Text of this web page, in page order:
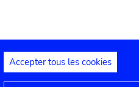
Mentions juridiques
Accepter tous les cookies